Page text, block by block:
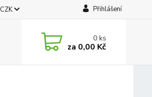
CZK Přihlášení
0ks
za 0,00 Kč